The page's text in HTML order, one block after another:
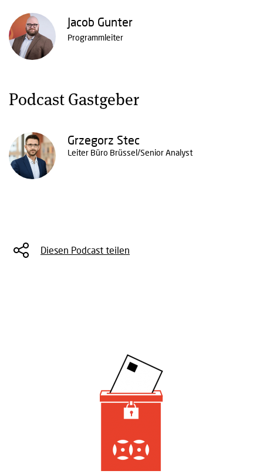
Jacob Gunter
Programmleiter
Podcast Gastgeber
Grzegorz Stec
Leiter Büro Brüssel/Senior Analyst
Diesen Podcast teilen